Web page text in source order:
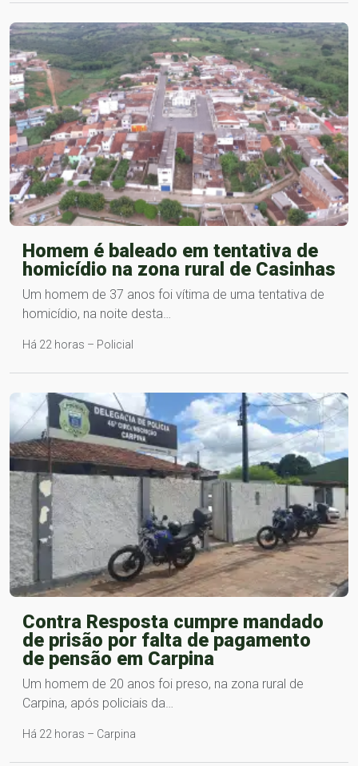
Homem é baleado em tentativa de
homicídio na zona rural de Casinhas
Um homem de 37 anos foi vítima de uma tentativa de
homicídio, na noite desta…
Há 22 horas – Policial
Contra Resposta cumpre mandado
de prisão por falta de pagamento
de pensão em Carpina
Um homem de 20 anos foi preso, na zona rural de
Carpina, após policiais da…
Há 22 horas – Carpina